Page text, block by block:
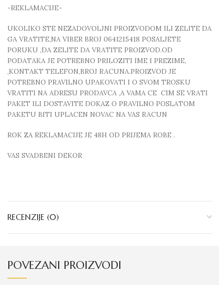
-REKLAMACIJE-
UKOLIKO STE NEZADOVOLJNI PROIZVODOM ILI ZELITE DA
GA VRATITE,NA VIBER BROJ 0641215418 POSALJETE
PORUKU ,DA ZELITE DA VRATITE PROIZVOD.OD
PODATAKA JE POTREBNO PRILOZITI IME I PREZIME,
,KONTAKT TELEFON,BROJ RACUNA.PROIZVOD JE
POTREBNO PRAVILNO UPAKOVATI I O SVOM TROSKU
VRATITI NA ADRESU PRODAVCA ,A VAMA CE CIM SE VRATI
PAKET ILI DOSTAVITE DOKAZ O PRAVILNO POSLATOM
PAKETU BITI UPLACEN NOVAC NA VAS RACUN
ROK ZA REKLAMACIJE JE 48H OD PRIJEMA ROBE .
VAS SVADBENI DEKOR
RECENZIJE (0)
POVEZANI PROIZVODI